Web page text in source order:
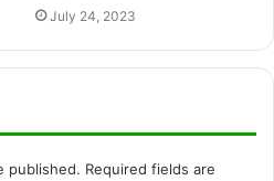
July 24, 2023
published. Required fields are